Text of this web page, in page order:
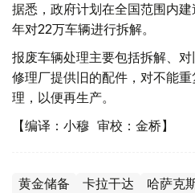
据悉，政府计划在全国范围内
年对22万车辆进行拆解。
报废车辆处理主要包括拆解、
修理厂提供旧的配件，对不能
理，以便再生产。
【编译：小穆 审校：金桥】
黄金储备 卡拉干达 哈萨克